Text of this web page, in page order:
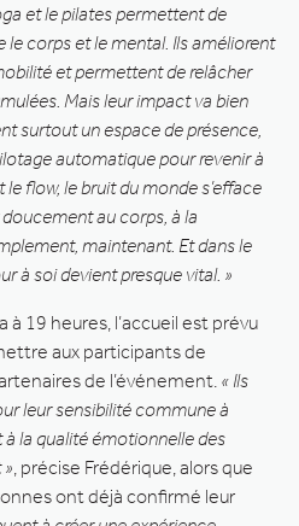
et le pilates permettent de
le corps et le mental. Ils améliorent
et permettent de relâcher
Mais leur impact va bien
surtout un espace de présence,
automatique pour revenir à
le flow, le bruit du monde s’efface
au corps, à la
maintenant. Et dans le
à soi devient presque vital. »
19 heures, l’accueil est prévu
aux participants de
de l’événement. « Ils
leur sensibilité commune à
à la qualité émotionnelle des
, précise Frédérique, alors que
ont déjà confirmé leur